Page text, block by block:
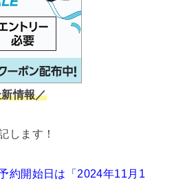
情報／
します！
約開始日は「2024年11月1